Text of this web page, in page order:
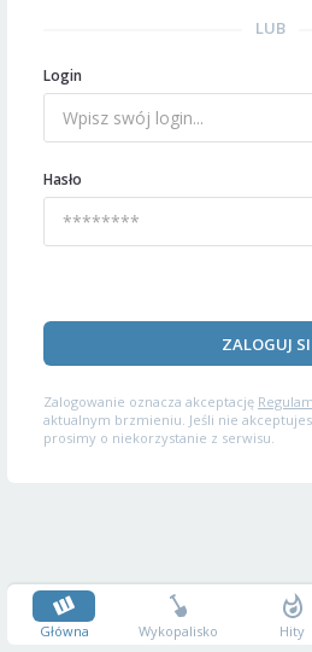
LUB
Login
Hasło
ZALOGUJ
Zalogowanie oznacza akceptację
aktualnym brzmieniu. Jeśli nie
prosimy o niekorzystanie z serwisu.
Główna Wykopalisko Hity